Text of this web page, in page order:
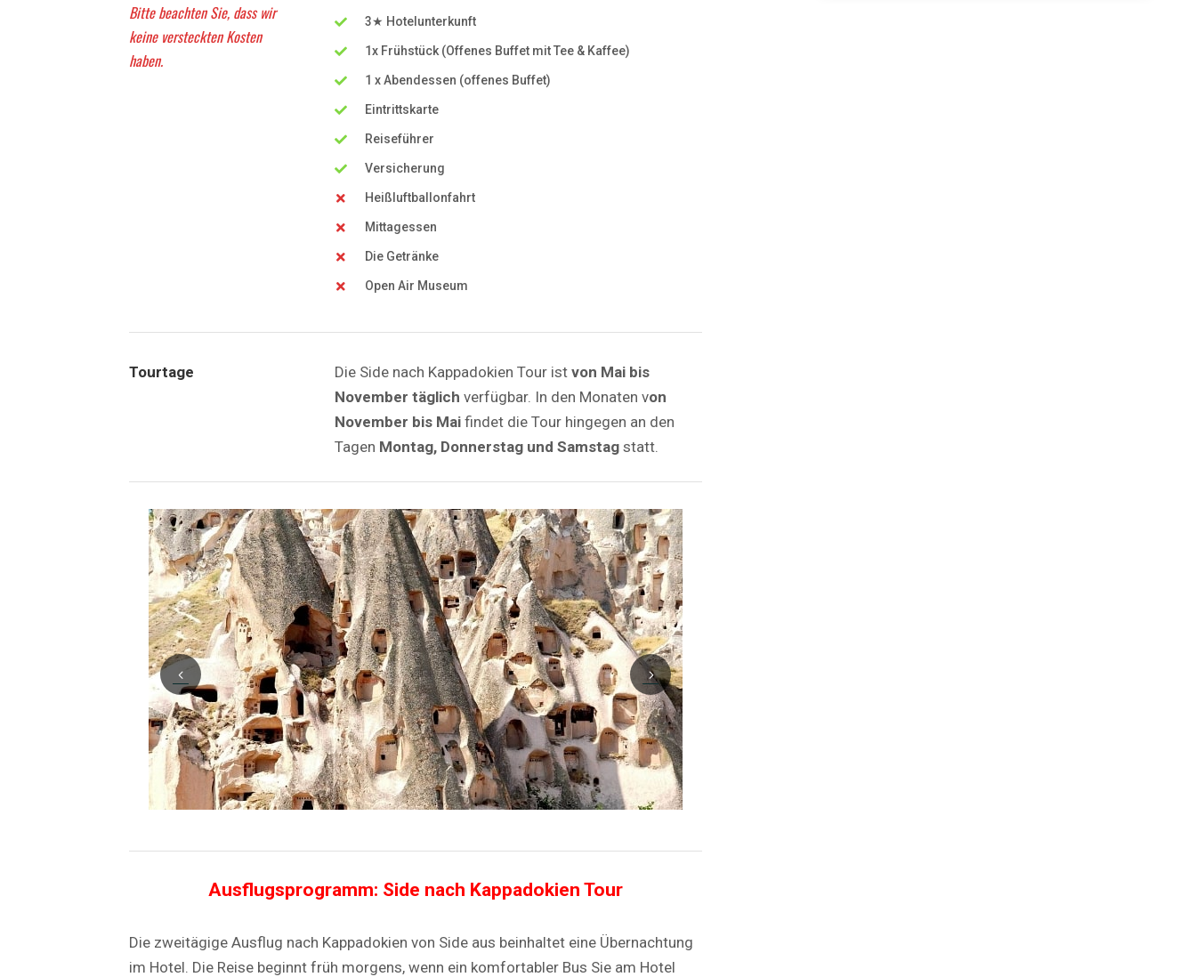
Bitte beachten Sie, dass wir
keine versteckten Kosten
haben.
3★ Hotelunterkunft
1x Frühstück (Offenes Buffet mit Tee & Kaffee)
1 x Abendessen (offenes Buffet)
Eintrittskarte
Reiseführer
Versicherung
Heißluftballonfahrt
Mittagessen
Die Getränke
Open Air Museum
Tourtage Die Side nach Kappadokien Tour istvon Mai bis
November täglich verfügbar. In den Monaten von
November bis Mai findet die Tour hingegen an den
Tagen Montag, Donnerstag und Samstag statt.
Ausflugsprogramm: Side nach Kappadokien Tour
Die zweitägige Ausflug nach Kappadokien von Side aus beinhaltet eine Übernachtung
im Hotel. Die Reise beginnt früh morgens, wenn ein komfortabler Bus Sie am Hotel